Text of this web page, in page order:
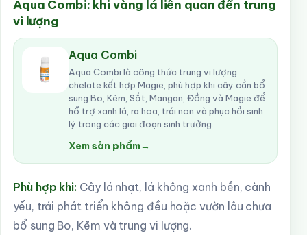
Aqua Combi: khi vàng lá liên quan đến trung
vi lượng
Aqua Combi
Aqua Combi là công thức trung vi lượng
chelate kết hợp Magie, phù hợp khi cây cần bổ
sung Bo, Kẽm, Sắt, Mangan, Đồng và Magie để
hỗ trợ xanh lá, ra hoa, trái non và phục hồi sinh
lý trong các giai đoạn sinh trưởng.
Xem sản phẩm→
Phù hợp khi: Cây lá nhạt, lá không xanh bền, cành
yếu, trái phát triển không đều hoặc vườn lâu chưa
bổ sung Bo, Kẽm và trung vi lượng.